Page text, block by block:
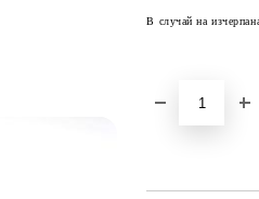
В случай на